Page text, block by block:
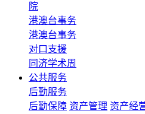
院
港澳台事务
港澳台事务
对口支援
同济学术周
公共服务
后勤服务
后勤保障 资产管理 资产经